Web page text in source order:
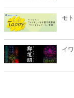
モ
イ